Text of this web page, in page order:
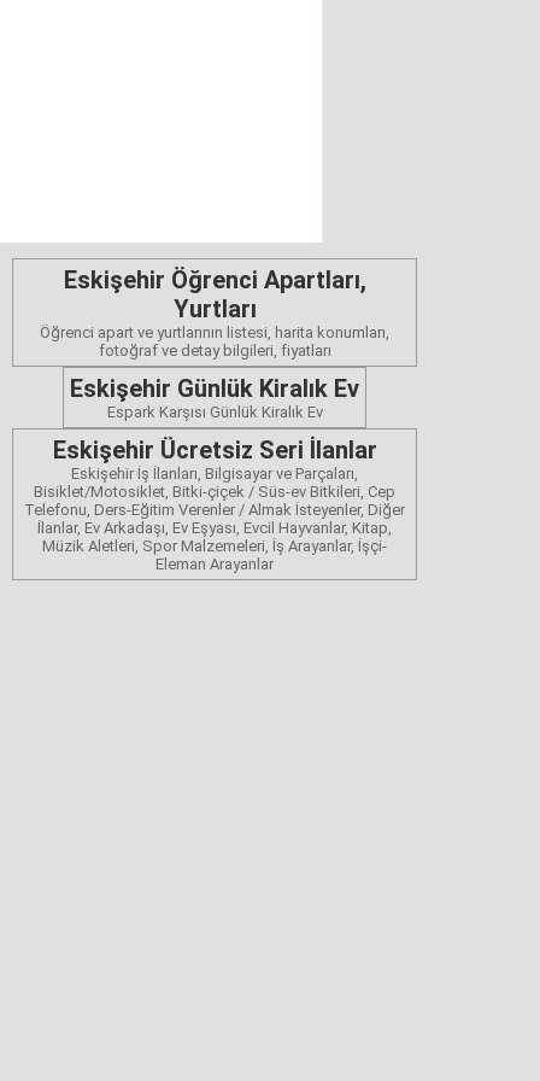
Eskişehir Öğrenci Apartları,
Yurtları
Öğrenci apart ve yurtlarının listesi, harita konumları,
fotoğraf ve detay bilgileri, fiyatları
Eskişehir Günlük Kiralık Ev
Espark Karşısı Günlük Kiralık Ev
Eskişehir Ücretsiz Seri İlanlar
Eskişehir İş İlanları, Bilgisayar ve Parçaları,
Bisiklet/Motosiklet, Bitki-çiçek / Süs-ev Bitkileri, Cep
Telefonu, Ders-Eğitim Verenler / Almak İsteyenler, Diğer
İlanlar, Ev Arkadaşı, Ev Eşyası, Evcil Hayvanlar, Kitap,
Müzik Aletleri, Spor Malzemeleri, İş Arayanlar, İşçi-
Eleman Arayanlar